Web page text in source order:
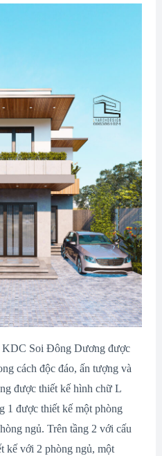
KDC Soi Đông Dương được
cách độc đáo, ấn tượng và
được thiết kế hình chữ L
1 được thiết kế một phòng
ngủ. Trên tầng 2 với cấu
kế với 2 phòng ngủ, một